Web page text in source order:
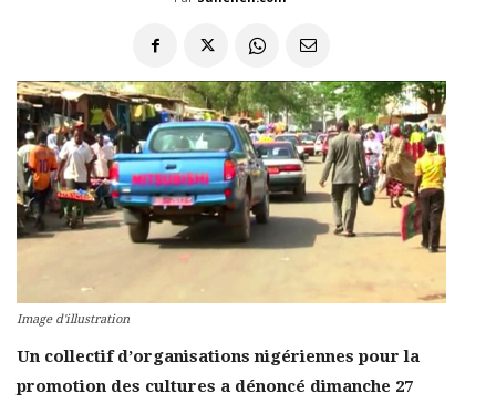
Image d'illustration
Un collectif d’organisations nigériennes pour la
promotion des cultures a dénoncé dimanche 27